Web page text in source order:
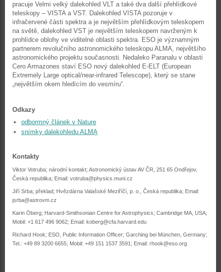
pracuje Velmi velký dalekohled VLT a také dva další přehlídkové
teleskopy – VISTA a VST. Dalekohled VISTA pozoruje v
infračervené části spektra a je největším přehlídkovým teleskopem
na světě, dalekohled VST je největším teleskopem navrženým k
prohlídce oblohy ve viditelné oblasti spektra. ESO je významným
partnerem revolučního astronomického teleskopu ALMA, největšího
astronomického projektu současnosti. Nedaleko Paranalu v oblasti
Cero Armazones staví ESO nový dalekohled E-ELT (European
Extremely Large optical/near-infrared Telescope), který se stane
„největším okem hledícím do vesmíru“.
Odkazy
odbormný článek v Nature
snímky dalekohledu ALMA
Kontakty
Viktor Votruba; národní kontakt; Astronomický ústav AV ČR, 251 65 Ondřejov,
Česká republika; Email: votruba@physics.muni.cz
Jiří Srba; překlad; Hvězdárna Valašské Meziříčí, p. o., Česká republika; Email:
jsrba@astrovm.cz
Karin Öberg; Harvard-Smithsonian Centre for Astrophysics; Cambridge MA, USA;
Mobil: +1 617 496 9062; Email: koberg@cfa.harvard.edu
Richard Hook; ESO, Public Information Officer; Garching bei München, Germany;
Tel.: +49 89 3200 6655; Mobil: +49 151 1537 3591; Email: rhook@eso.org